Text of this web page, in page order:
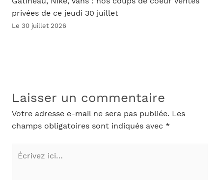
privées de ce jeudi 30 juillet
Le 30 juillet 2026
Laisser un commentaire
Votre adresse e-mail ne sera pas publiée. Les
champs obligatoires sont indiqués avec *
Écrivez
ici…